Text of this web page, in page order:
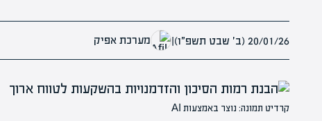
20/01/26 (ב׳ שבט תשפ״ו) | מערכת אפיק
קרדיט תמונה: נוצר באמצעות AI